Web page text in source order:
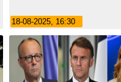
18-08-2025, 16:30